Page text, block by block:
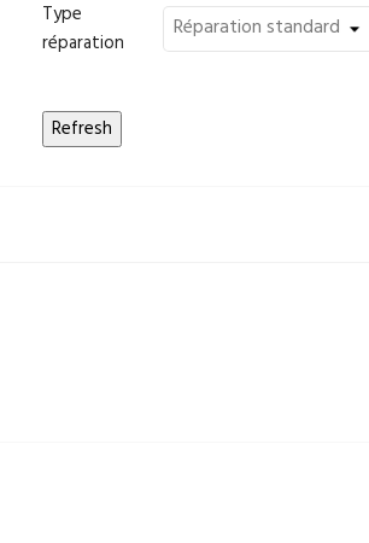
Type
réparation